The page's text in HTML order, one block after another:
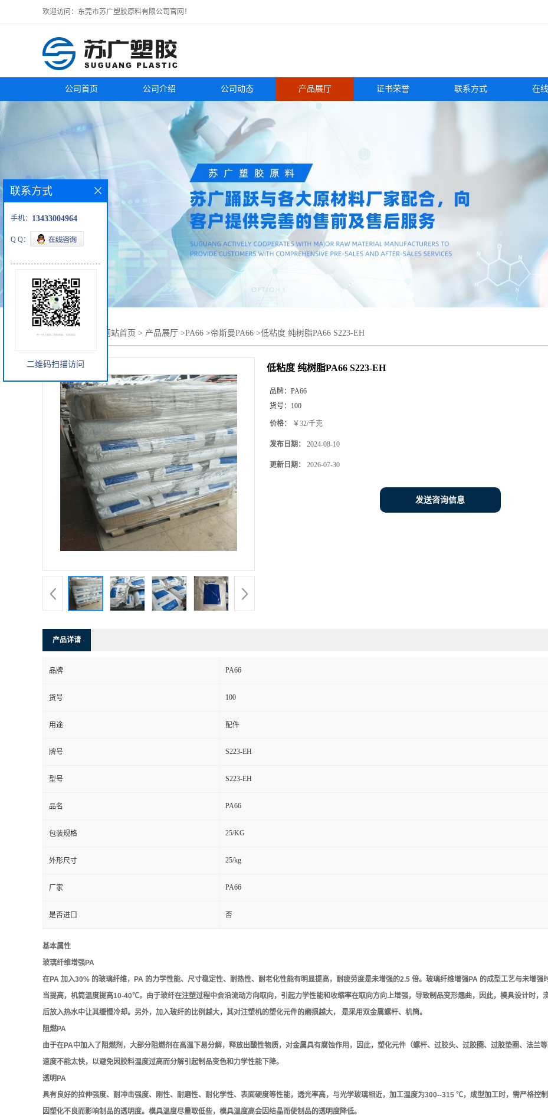
欢迎访问：东莞市苏广塑胶原料有限公司官网！
公司首页 公司介绍 公司动态 产品展厅 证书荣誉 联系方式 在
您当前的位置： 网站首页 > 产品展厅 >PA66 >帝斯曼PA66 >低粘度 纯树脂PA66 S223-EH
低粘度 纯树脂PA66 S223-EH
品牌： PA66
货号： 100
价格： ￥32/千克
发布日期： 2024-08-10
更新日期： 2026-07-30
发送咨询信息
产品详请
品牌 PA66
货号 100
用途 配件
牌号 S223-EH
型号 S223-EH
品名 PA66
包装规格 25/KG
外形尺寸 25/kg
厂家 PA66
是否进口 否
基本属性
玻璃纤维增强PA
在PA 加入30% 的玻璃纤维，PA 的力学性能、尺寸稳定性、耐热性、耐老化性能有明显提高，耐疲劳度是未增强的2.5 倍。玻璃纤维增强PA 的成型工艺与未增
当提高，机筒温度提高10-40℃。由于玻纤在注塑过程中会沿流动方向取向，引起力学性能和收缩率在取向方向上增强，导致制品变形翘曲，因此，模具设计时，
后放入热水中让其缓慢冷却。另外，加入玻纤的比例越大，其对注塑机的塑化元件的磨损越大， 是采用双金属螺杆、机筒。
阻燃PA
由于在PA中加入了阻燃剂，大部分阻燃剂在高温下易分解，释放出酸性物质，对金属具有腐蚀作用，因此，塑化元件（螺杆、过胶头、过胶圈、过胶垫圈、法兰
速度不能太快，以避免因胶料温度过高而分解引起制品变色和力学性能下降。
透明PA
具有良好的拉伸强度、耐冲击强度、刚性、耐磨性、耐化学性、表面硬度等性能，透光率高，与光学玻璃相近，加工温度为300--315 ℃，成型加工时，需严格控
因塑化不良而影响制品的透明度。模具温度尽量取低些，模具温度高会因结晶而使制品的透明度降低。
联系方式
手机： 13433004964
Q Q：
二维码扫描访问